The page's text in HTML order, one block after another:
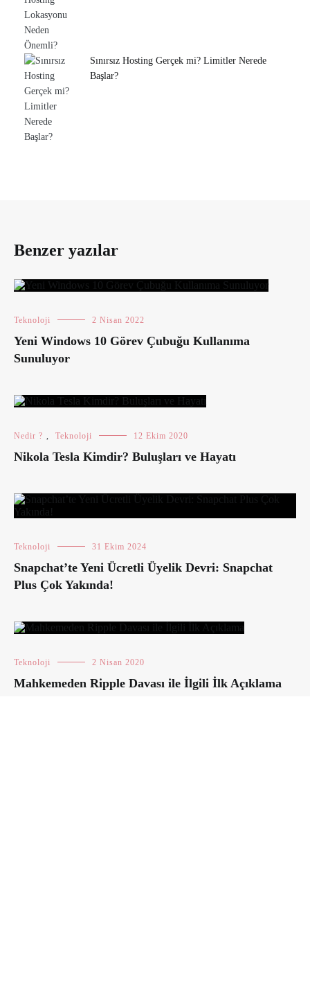
Sınırsız Hosting Gerçek mi? Limitler Nerede
Başlar?
Benzer yazılar
Teknoloji 2 Nisan 2022
Yeni Windows 10 Görev Çubuğu Kullanıma
Sunuluyor
Nedir ? , Teknoloji 12 Ekim 2020
Nikola Tesla Kimdir? Buluşları ve Hayatı
Teknoloji 31 Ekim 2024
Snapchat’te Yeni Ücretli Üyelik Devri: Snapchat
Plus Çok Yakında!
Teknoloji 2 Nisan 2020
Mahkemeden Ripple Davası ile İlgili İlk Açıklama